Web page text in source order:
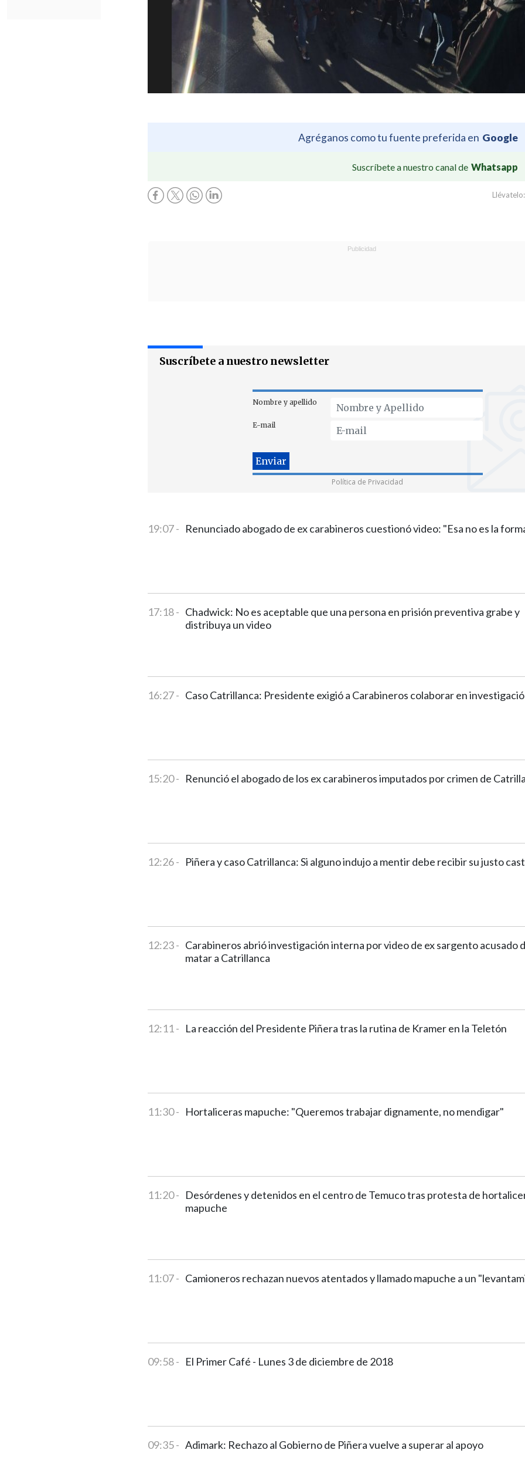
Agréganos como tu fuente preferida en Google
Suscríbete a nuestro canal de Whatsapp
Llévatelo:
Suscríbete a nuestro newsletter
Nombre y apellido
E-mail
Política de Privacidad
19:07 - Renunciado abogado de ex carabineros cuestionó video: "Esa no es la
17:18 - Chadwick: No es aceptable que una persona en prisión preventiva grabe y
distribuya un video
16:27 - Caso Catrillanca: Presidente exigió a Carabineros colaborar en
15:20 - Renunció el abogado de los ex carabineros imputados por crimen de
12:26 - Piñera y caso Catrillanca: Si alguno indujo a mentir debe recibir su justo
12:23 - Carabineros abrió investigación interna por video de ex sargento acusado
matar a Catrillanca
12:11 - La reacción del Presidente Piñera tras la rutina de Kramer en la Teletón
11:30 - Hortaliceras mapuche: "Queremos trabajar dignamente, no mendigar"
11:20 - Desórdenes y detenidos en el centro de Temuco tras protesta de
mapuche
11:07 - Camioneros rechazan nuevos atentados y llamado mapuche a un
09:58 - El Primer Café - Lunes 3 de diciembre de 2018
09:35 - Adimark: Rechazo al Gobierno de Piñera vuelve a superar al apoyo